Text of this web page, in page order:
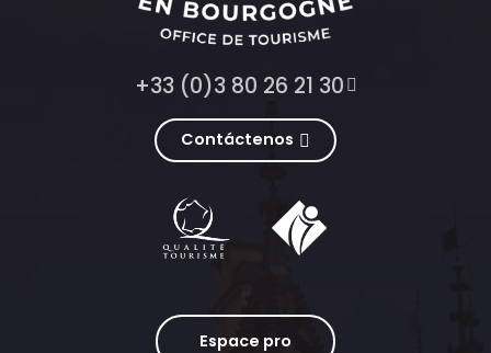
+33 (0)3 80 26 21 30
Contáctenos
Espace pro